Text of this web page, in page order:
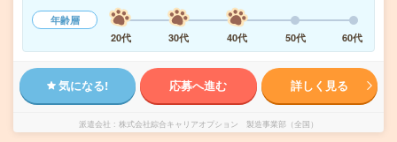
年齢層
20代
30代 40代 50代 60代
気になる! 応募へ進む 詳しく見る
派遣会社 株式会社綜合キャリアオプション 製造事業部（全国）